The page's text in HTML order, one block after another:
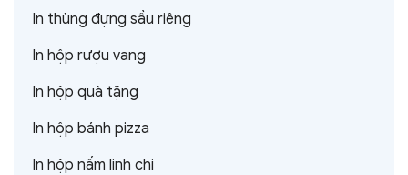
In thùng đựng sầu riêng
In hộp rượu vang
In hộp quà tặng
In hộp bánh pizza
In hộp nấm linh chi